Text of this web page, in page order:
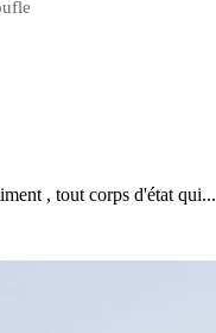
, tout corps d'état qui...